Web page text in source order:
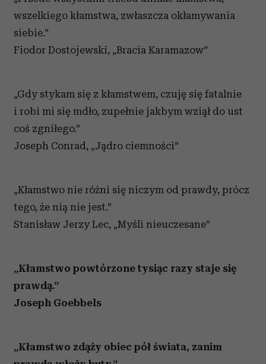
wszelkiego kłamstwa, zwłaszcza okłamywania
siebie.”
Fiodor Dostojewski, „Bracia Karamazow”
„Gdy stykam się z kłamstwem, czuję się fatalnie
i robi mi się mdło, zupełnie jakbym wziął do ust
coś zgniłego.”
Joseph Conrad, „Jądro ciemności”
„Kłamstwo nie różni się niczym od prawdy, prócz
tego, że nią nie jest.”
Stanisław Jerzy Lec, „Myśli nieuczesane”
„Kłamstwo powtórzone tysiąc razy staje się
prawdą.”
Joseph Goebbels
„Kłamstwo zdąży obiec pół świata, zanim